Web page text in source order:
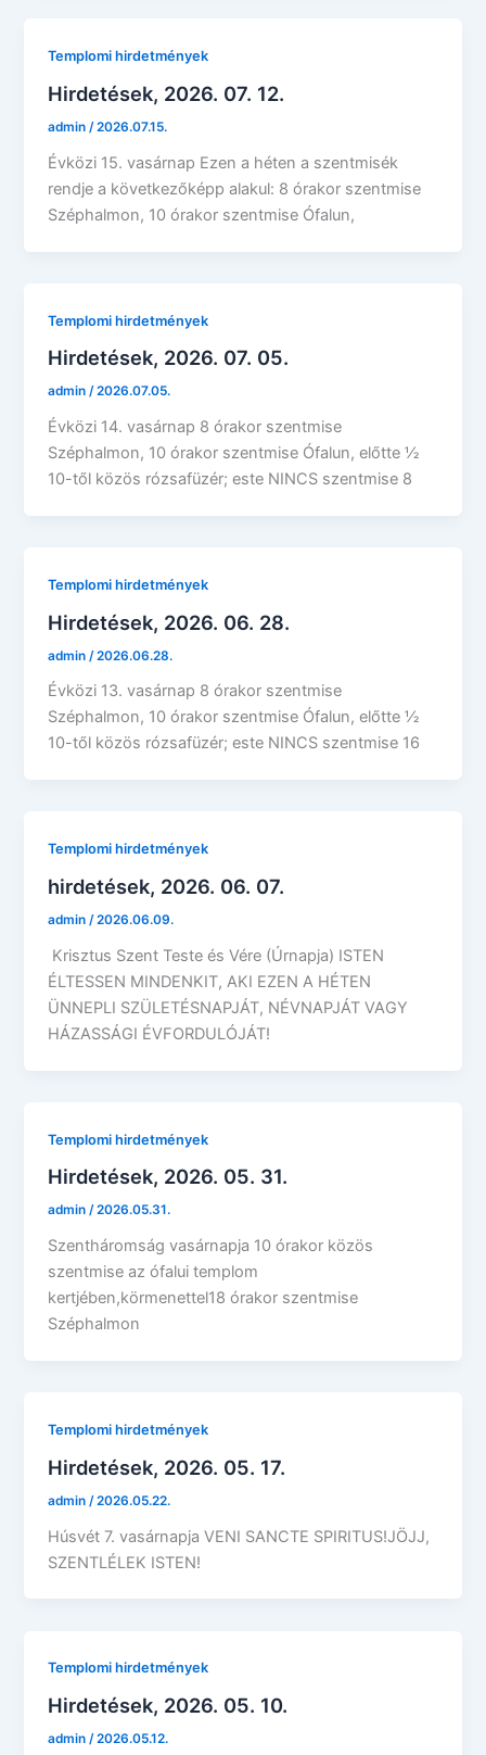
Templomi hirdetmények
Hirdetések, 2026. 07. 12.
admin/2026.07.15.
Évközi 15. vasárnap Ezen a héten a szentmisék
rendje a következőképp alakul: 8 órakor szentmise
Széphalmon, 10 órakor szentmise Ófalun,
Templomi hirdetmények
Hirdetések, 2026. 07. 05.
admin/2026.07.05.
Évközi 14. vasárnap 8 órakor szentmise
Széphalmon, 10 órakor szentmise Ófalun, előtte ½
10-től közös rózsafüzér; este NINCS szentmise 8
Templomi hirdetmények
Hirdetések, 2026. 06. 28.
admin /2026.06.28.
Évközi 13. vasárnap 8 órakor szentmise
Széphalmon, 10 órakor szentmise Ófalun, előtte ½
10-től közös rózsafüzér; este NINCS szentmise 16
Templomi hirdetmények
hirdetések, 2026. 06. 07.
admin/2026.06.09.
Krisztus Szent Teste és Vére (Úrnapja) ISTEN
ÉLTESSEN MINDENKIT, AKI EZEN A HÉTEN
ÜNNEPLI SZÜLETÉSNAPJÁT, NÉVNAPJÁT VAGY
HÁZASSÁGI ÉVFORDULÓJÁT!
Templomi hirdetmények
Hirdetések, 2026. 05. 31.
admin/2026.05.31.
Szentháromság vasárnapja 10 órakor közös
szentmise az ófalui templom
kertjében,körmenettel18 órakor szentmise
Széphalmon
Templomi hirdetmények
Hirdetések, 2026. 05. 17.
admin /2026.05.22.
Húsvét 7. vasárnapja VENI SANCTE SPIRITUS!JÖJJ,
SZENTLÉLEK ISTEN!
Templomi hirdetmények
Hirdetések, 2026. 05. 10.
admin/2026.05.12.